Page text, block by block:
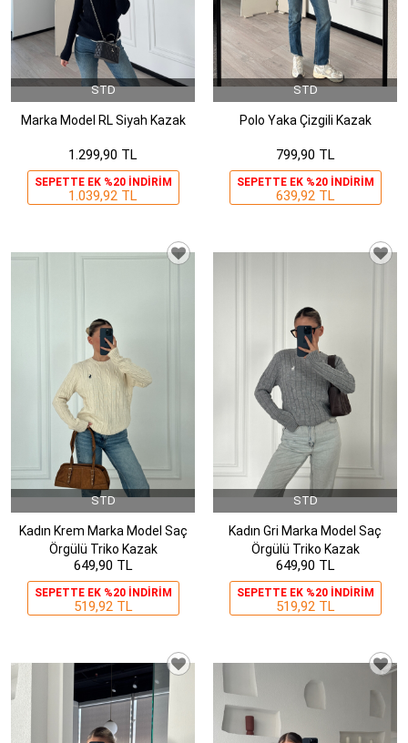
STD
Marka Model RL Siyah Kazak
1.299,90 TL
SEPETTE EK %20 INDIRIM
1.039,92 TL
STD
Polo Yaka Çizgili Kazak
799,90 TL
SEPETTE EK %20 INDIRIM
639,92 TL
STD
Kadın Krem Marka Model Saç
Örgülü Triko Kazak
649,90 TL
SEPETTE EK %20 INDIRIM
519,92 TL
STD
Kadın Gri Marka Model Saç
Örgülü Triko Kazak
649,90 TL
SEPETTE EK %20 INDIRIM
519,92 TL